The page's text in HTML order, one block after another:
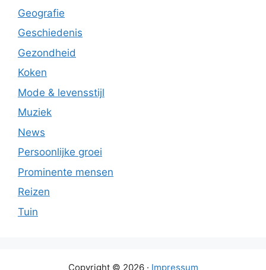
Geografie
Geschiedenis
Gezondheid
Koken
Mode & levensstijl
Muziek
News
Persoonlijke groei
Prominente mensen
Reizen
Tuin
Copyright © 2026 · Impressum